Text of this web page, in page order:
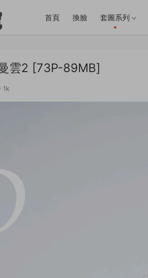
首頁 換臉 套圖系列
雲2 [73P-89MB]
1k